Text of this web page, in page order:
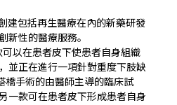
建包括再生醫療在內的新藥研發
新性的醫療服務。
以在患者皮下使患者自身組織
並正在進行一項針對重度下肢缺
橋手術的由醫師主導的臨床試
一款可在患者皮下形成患者自身